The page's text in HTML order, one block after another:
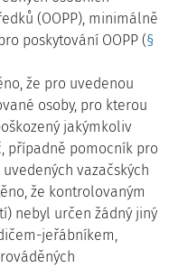
(OOPP), minimálně
poskytování OOPP (§
že pro uvedenou
osoby, pro kterou
jakýmkoliv
případně pomocník pro
vazačských
že kontrolovaným
nebyl určen žádný jiný
jeřábníkem,